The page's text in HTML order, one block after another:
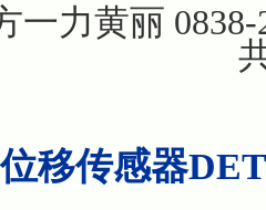
一力黄丽
移传感器